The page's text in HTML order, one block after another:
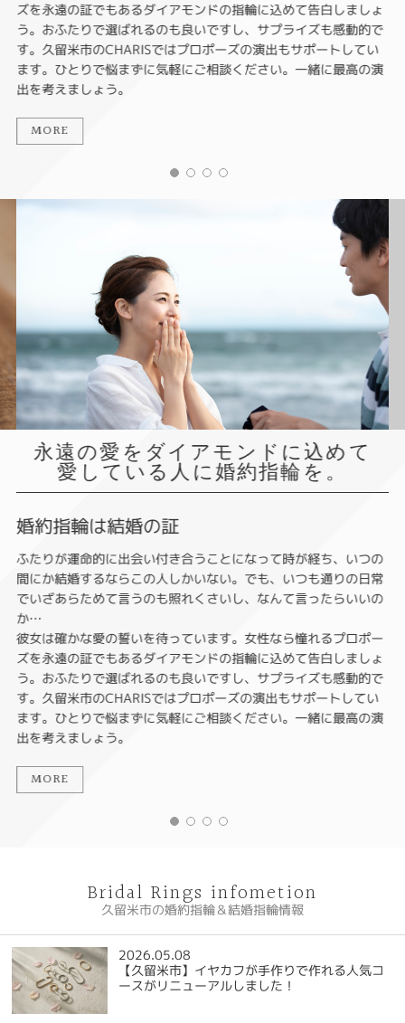
ズを永遠の証でもあるダイアモンドの指輪に込めて告白しましょ
う。おふたりで選ばれるのも良いですし、サプライズも感動的で
す。久留米市のCHARISではプロポーズの演出もサポートしてい
ます。ひとりで悩まずに気軽にご相談ください。一緒に最高の演
出を考えましょう。
MORE
永遠の愛をダイアモンドに込めて
愛している人に婚約指輪を。
婚約指輪は結婚の証
ふたりが運命的に出会い付き合うことになって時が経ち、いつの
間にか結婚するならこの人しかいない。でも、いつも通りの日常
でいざあらためて言うのも照れくさいし、なんて言ったらいいの
か…
彼女は確かな愛の誓いを待っています。女性なら憧れるプロポー
ズを永遠の証でもあるダイアモンドの指輪に込めて告白しましょ
う。おふたりで選ばれるのも良いですし、サプライズも感動的で
す。久留米市のCHARISではプロポーズの演出もサポートしてい
ます。ひとりで悩まずに気軽にご相談ください。一緒に最高の演
出を考えましょう。
MORE
Bridal Rings infometion
久留米市の婚約指輪＆結婚指輪情報
2026.05.08
【久留米市】イヤカフが手作りで作れる人気コ
ースがリニューアルしました！